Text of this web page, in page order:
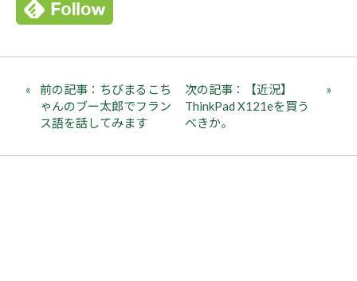
前の記事：ちびまるこち
ゃんのブー太郎でフラン
ス語を話してみます
次の記事：【近況】
ThinkPad X121eを買う
べきか。